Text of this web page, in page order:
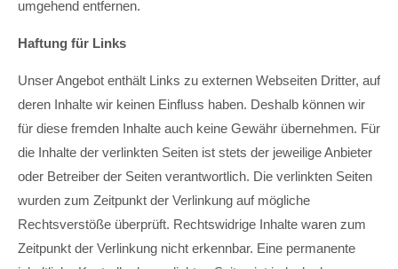
umgehend entfernen.
Haftung für Links
Unser Angebot enthält Links zu externen Webseiten Dritter, auf
deren Inhalte wir keinen Einfluss haben. Deshalb können wir
für diese fremden Inhalte auch keine Gewähr übernehmen. Für
die Inhalte der verlinkten Seiten ist stets der jeweilige Anbieter
oder Betreiber der Seiten verantwortlich. Die verlinkten Seiten
wurden zum Zeitpunkt der Verlinkung auf mögliche
Rechtsverstöße überprüft. Rechtswidrige Inhalte waren zum
Zeitpunkt der Verlinkung nicht erkennbar. Eine permanente